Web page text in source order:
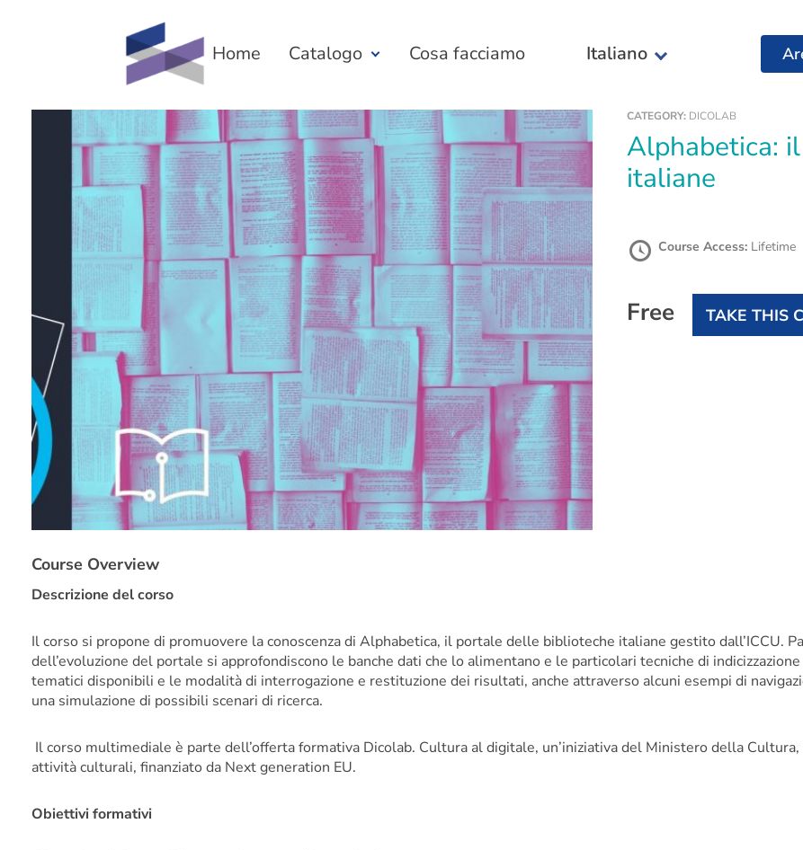
Home Catalogo Cosa facciamo Italiano
CATEGORY: DICOLAB
Alphabetica: il portale delle biblioteche
italiane
Course Access: Lifetime
Free TAKE THIS
Course Overview
Descrizione del corso
Il corso si propone di promuovere la conoscenza di Alphabetica, il portale delle biblioteche italiane gestito dall’ICCU.
dell’evoluzione del portale si approfondiscono le banche dati che lo alimentano e le particolari tecniche di
tematici disponibili e le modalità di interrogazione e restituzione dei risultati, anche attraverso alcuni esempi di
una simulazione di possibili scenari di ricerca.
Il corso multimediale è parte dell’offerta formativa Dicolab. Cultura al digitale, un’iniziativa del Ministero della
attività culturali, finanziato da Next generation EU.
Obiettivi formativi